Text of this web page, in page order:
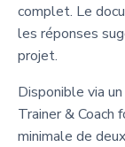
complet. Le
les réponses
projet.
Disponible via
Trainer & Coach
minimale de